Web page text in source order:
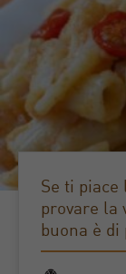
Se ti piace
provare la
buona è di